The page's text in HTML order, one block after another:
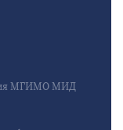
МГИМО МИД